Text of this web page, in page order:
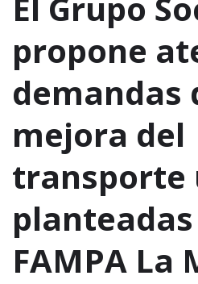
propone
demandas
mejora del
transporte
FAMPA La